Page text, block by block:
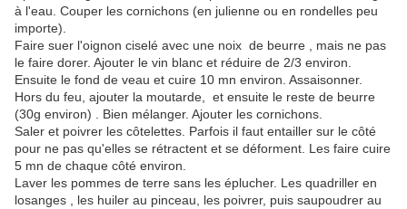
à l'eau. Couper les cornichons (en julienne ou en rondelles peu
importe).
Faire suer l'oignon ciselé avec une noix de beurre , mais ne pas
le faire dorer. Ajouter le vin blanc et réduire de 2/3 environ.
Ensuite le fond de veau et cuire 10 mn environ. Assaisonner.
Hors du feu, ajouter la moutarde, et ensuite le reste de beurre
(30g environ) . Bien mélanger. Ajouter les cornichons.
Saler et poivrer les côtelettes. Parfois il faut entailler sur le côté
pour ne pas qu'elles se rétractent et se déforment. Les faire cuire
5 mn de chaque côté environ.
Laver les pommes de terre sans les éplucher. Les quadriller en
losanges , les huiler au pinceau, les poivrer, puis saupoudrer au